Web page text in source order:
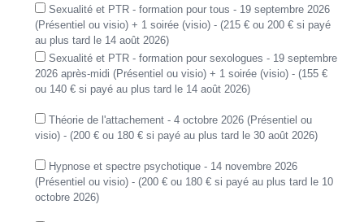
Sexualité et PTR - formation pour tous - 19 septembre 2026
(Présentiel ou visio) + 1 soirée (visio) - (215 € ou 200 € si payé
au plus tard le 14 août 2026)
Sexualité et PTR - formation pour sexologues - 19 septembre
2026 après-midi (Présentiel ou visio) + 1 soirée (visio) - (155 €
ou 140 € si payé au plus tard le 14 août 2026)
Théorie de l'attachement - 4 octobre 2026 (Présentiel ou
visio) - (200 € ou 180 € si payé au plus tard le 30 août 2026)
Hypnose et spectre psychotique - 14 novembre 2026
(Présentiel ou visio) - (200 € ou 180 € si payé au plus tard le 10
octobre 2026)